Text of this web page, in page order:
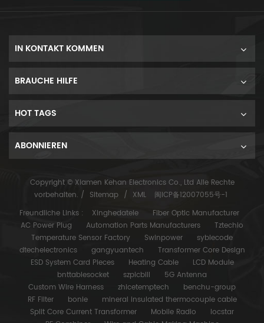
IN KONTAKT KOMMEN
BRAUCHE HILFE
HOT TAGS
ABONNIEREN
Copyright © Xiamen Kehan Electronics Co., Ltd Alle Rechte
vorbehalten. / Sitemap / XML
闽ICP备12007055号-1
Freundliche Links :
Xinghedatele
Fiber Optic Manufacturer
AC Power Plug
Automation Parts Manufacturers
Tztechio
Temperature Sensor Factory
Swinpower
syblecode
dtechelectronics
gangyuantech
Transformer Core Design
ESD System Card Pieces
Heating Cable
LCD Module
bnttablesocket
szpicbill
5G Antenna
Custom Wire Harness
zhicetemptech
benchu-group
RF Filter
bonle
mineral insulated thermocouple cable
Split Core Current Transformer
Mobile Radio
locstar